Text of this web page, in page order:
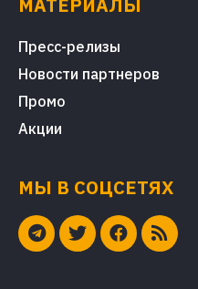
Пресс-релизы
Новости партнеров
Промо
Акции
МЫ В СОЦСЕТЯХ